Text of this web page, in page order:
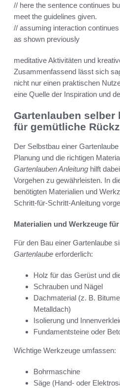
// here the sentence continues
meet the guidelines given.
// assuming interaction
as shown previously
meditative Aktivitäten und
Zusammenfassend lässt sich
nicht nur einen praktischen
eine Quelle der Inspiration und
Gartenlauben selber
für gemütliche
Der Selbstbau einer
Planung und die richtigen
Gartenlauben Anleitung hilft
Vorgehen zu gewährleisten. In
benötigten Materialien und
Schritt-für-Schritt-Anleitung
Materialien und Werkzeuge
Für den Bau einer Gartenlaube
Gartenlaube erforderlich:
Holz für das Gerüst und
Schrauben und Nägel
Dachmaterial (z. B.
Metalldach)
Isolierung und
Fundamentsteine oder
Wichtige Werkzeuge umfassen:
Bohrmaschine
Säge (Hand- oder